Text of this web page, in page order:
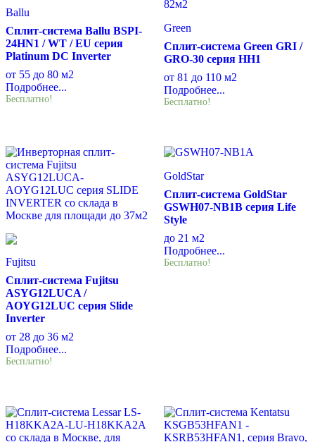
Ballu
Сплит-система Ballu BSPI-
24HN1 / WT / EU серия
Platinum DC Inverter
от 55 до 80 м2
Подробнее...
Бесплатно!
Green
Сплит-система Green GRI /
GRO-30 серия HH1
от 81 до 110 м2
Подробнее...
Бесплатно!
Fujitsu
Сплит-система Fujitsu
ASYG12LUCA /
AOYG12LUC серия Slide
Inverter
от 28 до 36 м2
Подробнее...
Бесплатно!
GoldStar
Сплит-система GoldStar
GSWH07-NB1B серия Life
Style
до 21 м2
Подробнее...
Бесплатно!